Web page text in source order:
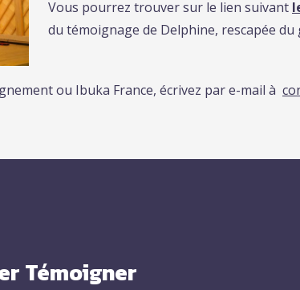
Vous pourrez trouver sur le lien suivant
du témoignage de Delphine, rescapée
ou Ibuka France, écrivez par e-mail à
Témoigner